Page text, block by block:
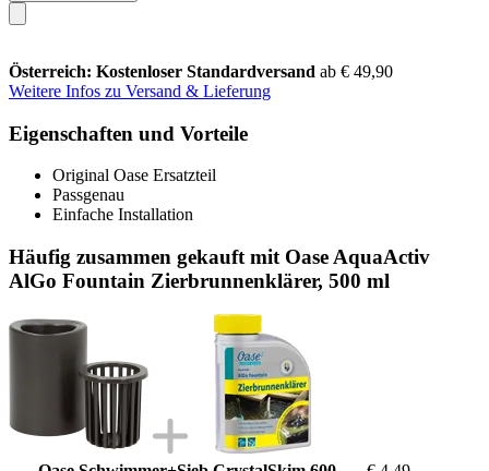
Österreich: Kostenloser Standardversand ab € 49,90
Weitere Infos zu Versand & Lieferung
Eigenschaften und Vorteile
Original Oase Ersatzteil
Passgenau
Einfache Installation
Häufig zusammen gekauft mit Oase AquaActiv
AlGo Fountain Zierbrunnenklärer, 500 ml